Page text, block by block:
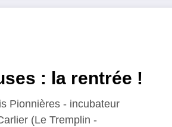
: la rentrée !
Pionnières - incubateur
(Le Tremplin -